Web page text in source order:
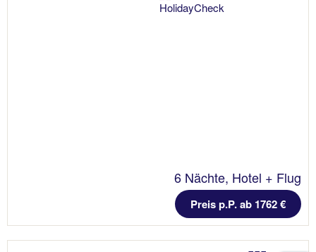
6 Nächte, Hotel + Flug
Preis p.P. ab 1762 €